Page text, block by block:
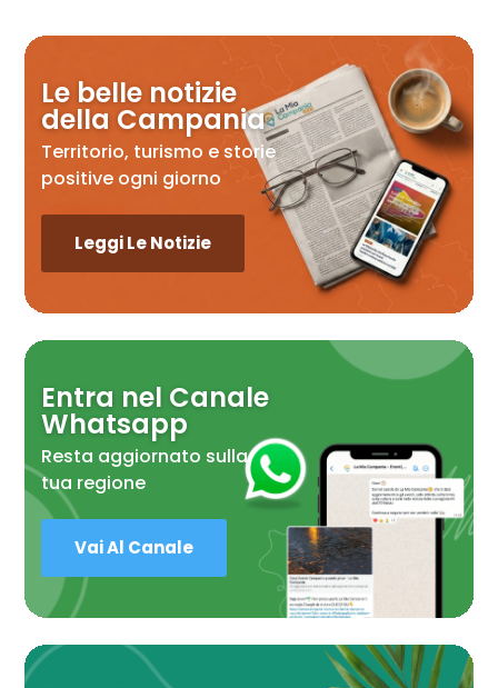
Le belle notizie
della Campania
Territorio, turismo e storie
positive ogni giorno
Leggi Le Notizie
Entra nel Canale
Whatsapp
Resta aggiornato sulla
tua regione
Vai Al Canale